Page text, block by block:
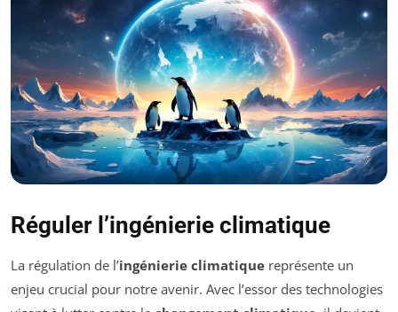
Réguler l’ingénierie climatique
La régulation de l’ingénierie climatique représente un
enjeu crucial pour notre avenir. Avec l’essor des technologies